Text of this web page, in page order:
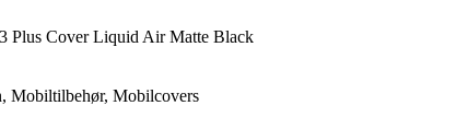
Plus Cover Liquid Air Matte Black
Mobiltilbehør, Mobilcovers